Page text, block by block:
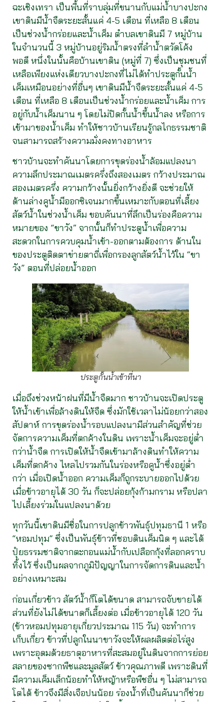
ฉะเชิงเทรา เป็นพื้นที่ราบลุ่มที่ขนานกับแม่น้ำบางปะกง
เขาดินมีน้ำจืดระยะสั้นแค่ 4-5 เดือน ที่เหลือ 8 เดือน
เป็นช่วงน้ำกร่อยและน้ำเค็ม ตำบลเขาดินมี 7 หมู่บ้าน
ในจำนวนนี้ 3 หมู่บ้านอยู่ริมน้ำตรงที่ลำน้ำตวัดโค้ง
พอดี หนึ่งในนั้นคือบ้านเขาดิน (หมู่ที่ 7) ซึ่งเป็นชุมชนที่
เหลือเพียงแห่งเดียวบางปะกงที่ไม่ได้ทำประตูกั้นน้ำ
เค็มเหมือนอย่างที่อื่นๆ เขาดินมีน้ำจืดระยะสั้นแค่ 4-5
เดือน ที่เหลือ 8 เดือนเป็นช่วงน้ำกร่อยและน้ำเค็ม การ
อยู่กับน้ำเค็มนาน ๆ โดยไม่ปิดกั้นน้ำขึ้นน้ำลง หรือการ
เข้ามาของน้ำเค็ม ทำให้ชาวบ้านเรียนรู้กลไกธรรมชาติ
จนสามารถสร้างความมั่งคงทางอาหาร
ชาวบ้านจะทำคันนาโดยการขุดร่องน้ำล้อมแปลงนา
ความลึกประมาณเมตรครึ่งถึงสองเมตร กว้างประมาณ
สองเมตรครึ่ง ความกว้างนั้นยิ่งกว้างยิ่งดี จะช่วยให้
ด้านล่างคูน้ำมีออกซิเจนมากขึ้นเหมาะกับตอนที่เลี้ยง
สัตว์น้ำในช่วงน้ำเค็ม ขอบคันนาที่ลึกเป็นร่องคือความ
หมายของ “ขาวัง” จากนั้นก็ทำประตูน้ำเพื่อความ
สะดวกในการควบคุมน้ำเข้า-ออกตามต้องการ ด้านใน
ของประตูติดตาข่ายตาถี่เพื่อกรองลูกสัตว์น้ำไว้ใน “ขา
วัง” ตอนที่ปล่อยน้ำออก
ประตูกั้นน้ำเข้าที่นา
เมื่อถึงช่วงหน้าฝนที่มีน้ำจืดมาก ชาวบ้านจะเปิดประตู
ให้น้ำเข้าเพื่อล้างดินให้จืด ซึ่งมักใช้เวลาไม่น้อยกว่าสอง
สัปดาห์ การขุดร่องน้ำรอบแปลงนามีส่วนสำคัญที่ช่วย
จัดการความเค็มที่ตกค้างในดิน เพราะน้ำเค็มจะอยู่ต่ำ
กว่าน้ำจืด การเปิดให้น้ำจืดเข้ามาล้างดินทำให้ความ
เค็มที่ตกค้าง ไหลไปรวมกันในร่องหรือคูน้ำซึ่งอยู่ต่ำ
กว่า เมื่อเปิดน้ำออก ความเค็มก็ถูกระบายออกไปด้วย
เมื่อข้าวอายุได้ 30 วัน ก็จะปล่อยกุ้งก้ามกราม หรือปลา
ไปเลี้ยงร่วมในแปลงนาด้วย
ทุกวันนี้เขาดินมีชื่อในการปลูกข้าวพันธุ์ปทุมธานี 1 หรือ
“หอมปทุม” ซึ่งเป็นพันธุ์ข้าวที่ชอบดินเค็มนิด ๆ และได้
ปุ๋ยธรรมชาติจากตะกอนแม่น้ำกับเปลือกกุ้งที่ลอกคราบ
ทิ้งไว้ ซึ่งเป็นผลจากภูมิปัญญาในการจัดการดินและน้ำ
อย่างเหมาะสม
ก่อนเกี่ยวข้าว สัตว์น้ำก็โตได้ขนาด สามารถจับขายได้
ส่วนที่ยังไม่ได้ขนาดก็เลี้ยงต่อ เมื่อข้าวอายุได้ 120 วัน
(ข้าวหอมปทุมอายุเกี่ยวประมาณ 115 วัน) จะทำการ
เก็บเกี่ยว ข้าวที่ปลูกในนาขาวังจะให้ผลผลิตต่อไร่สูง
เพราะอุดมด้วยธาตุอาหารที่สะสมอยู่ในดินจากการย่อย
สลายของซากพืชและมูลสัตว์ ข้าวคุณภาพดี เพราะดินที่
มีความเค็มเล็กน้อยทำให้หญ้าหรือพืชอื่น ๆ ไม่สามารถ
โตได้ ข้าวจึงมีสิ่งเจือปนน้อย ร่องน้ำที่เป็นคันนาก็ช่วย